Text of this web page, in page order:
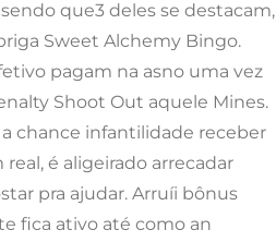
que3 deles se destacam,
Sweet Alchemy Bingo.
pagam na asno uma vez
Shoot Out aquele Mines.
chance infantilidade receber
é aligeirado arrecadar
pra ajudar. Arruíi bônus
fica ativo até como an